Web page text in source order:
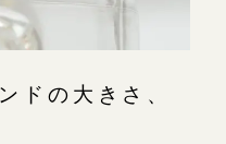
ドの大きさ、